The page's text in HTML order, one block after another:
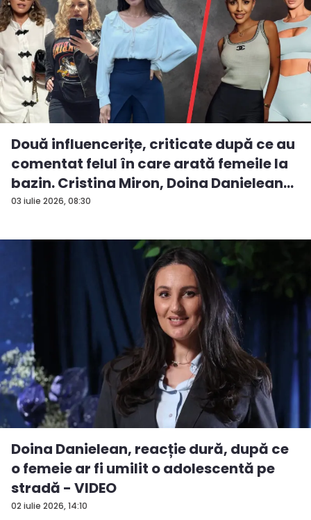
03 iulie 2026, 08:30
Două influencerițe, criticate după ce au
comentat felul în care arată femeile la
bazin. Cristina Miron, Doina Danielean
ș...
02 iulie 2026, 14:10
Doina Danielean, reacție dură, după ce
o femeie ar fi umilit o adolescentă pe
stradă - VIDEO